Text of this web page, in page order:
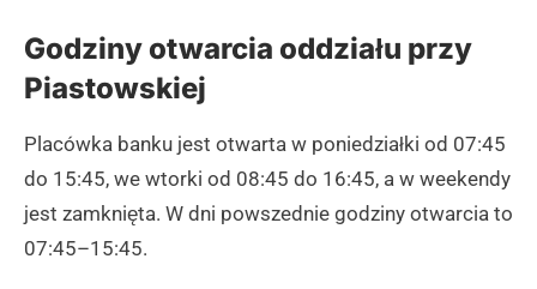
Godziny otwarcia oddziału przy
Piastowskiej
Placówka banku jest otwarta w poniedziałki od 07:45
do 15:45, we wtorki od 08:45 do 16:45, a w weekendy
jest zamknięta. W dni powszednie godziny otwarcia to
07:45–15:45.